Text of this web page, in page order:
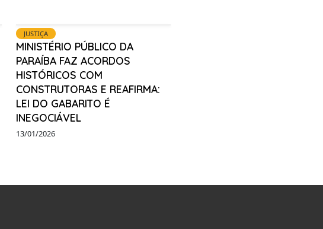
JUSTIÇA
MINISTÉRIO PÚBLICO DA
PARAÍBA FAZ ACORDOS
HISTÓRICOS COM
CONSTRUTORAS E REAFIRMA:
LEI DO GABARITO É
INEGOCIÁVEL
13/01/2026